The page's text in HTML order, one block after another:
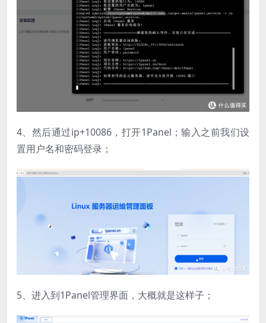
4、然后通过ip+10086，打开1Panel；输入之前我们设
置用户名和密码登录​；
5、进入到1Panel管理界面，大概就是这样子；